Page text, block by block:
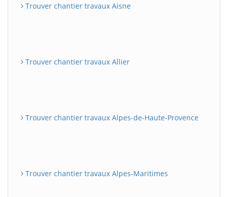
Trouver chantier travaux Aisne
Trouver chantier travaux Allier
Trouver chantier travaux Alpes-de-Haute-Provence
Trouver chantier travaux Alpes-Maritimes